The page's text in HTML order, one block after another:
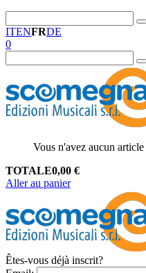
ITENFRDE
0
Vous n'avez aucun
TOTALE0,00 €
Aller au panier
Êtes-vous déjà inscrit?